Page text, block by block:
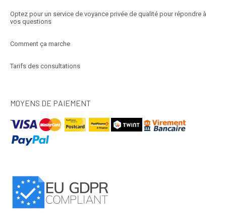
Optez pour un service de voyance privée de qualité pour répondre à
vos questions
Comment ça marche
Tarifs des consultations
MOYENS DE PAIEMENT